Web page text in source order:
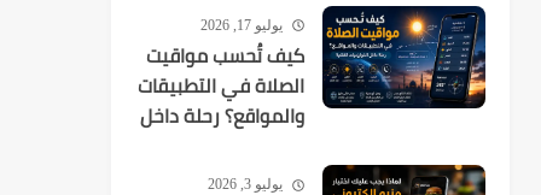
يوليو 17, 2026
كيف تُحسب مواقيت
الصلاة في التطبيقات
والمواقع؟ رحلة داخل
يوليو 3, 2026